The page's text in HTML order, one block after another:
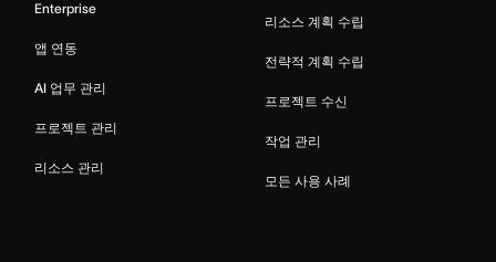
Enterprise
앱 연동
AI 업무 관리
프로젝트 관리
리소스 관리
리소스 계획 수립
전략적 계획 수립
프로젝트 수신
작업 관리
모든 사용 사례